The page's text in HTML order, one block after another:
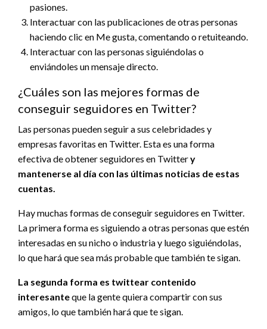
pasiones.
Interactuar con las publicaciones de otras personas
haciendo clic en Me gusta, comentando o retuiteando.
Interactuar con las personas siguiéndolas o
enviándoles un mensaje directo.
¿Cuáles son las mejores formas de
conseguir seguidores en Twitter?
Las personas pueden seguir a sus celebridades y
empresas favoritas en Twitter. Esta es una forma
efectiva de obtener seguidores en Twittery
mantenerse al día con las últimas noticias de estas
cuentas.
Hay muchas formas de conseguir seguidores en Twitter.
La primera forma es siguiendo a otras personas que estén
interesadas en su nicho o industria y luego siguiéndolas,
lo que hará que sea más probable que también te sigan.
La segunda forma es twittear contenido
interesanteque la gente quiera compartir con sus
amigos, lo que también hará que te sigan.